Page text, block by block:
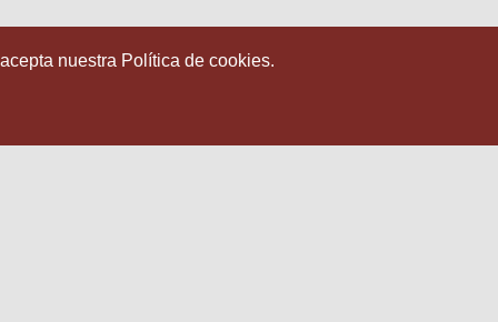
nuestra Política de cookies.